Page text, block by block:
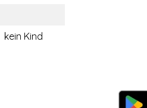
kein Kind